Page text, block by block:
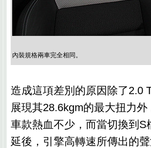
內裝規格兩車完全相同。
造成這項差別的原因除了2.0
展現其28.6kgm的最大扭力
車款熱血不少，而當切換到
延後，引擎高轉速所傳出的